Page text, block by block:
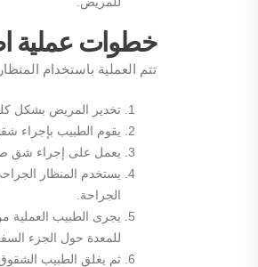
خطوات عملية
تتم العملية باستخدام
تخدير المريض بشكل
يقوم الطبيب بإجراء
يعمل على إجراء شق
يستخدم المنظار
الجراحة.
يجرى الطبيب العملية
للمعدة حول الجزء
ثم يغلق الطبيب